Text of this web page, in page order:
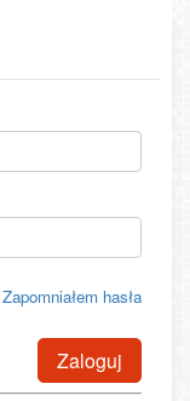
Zapomniałem hasła
Zaloguj